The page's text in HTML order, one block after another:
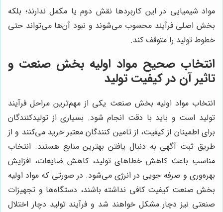
مواد شیمیایی در این کاربردها نقش دوم یا مکمل ندارند؛ بلکه
بخش اصلی فرآیند محسوب می‌شوند و نبود آن‌ها می‌تواند حتی
خطوط تولید را متوقف کند.
انتخاب صحیح مواد اولیه بخش صنعت و
تاثیر آن در کیفیت تولید
انتخاب مواد اولیه بخش صنعت یکی از مهم‌ترین مراحل فرآیند
تولید است و باید با دقت انجام شود. بسیاری از تولیدکنندگان
برای اطمینان از کیفیت، از تامین کنندگان معتبر خرید می‌کنند و از
طریق ثبت آگهی به دنبال یافتن بهترین منابع هستند. انتخاب
مناسب باعث کاهش خطاهای تولید، کاهش ضایعات، افزایش
بهره‌وری و صرفه جویی در انرژی می‌شود. در صورتی که مواد اولیه
بخش صنعت کیفیت کافی نداشته باشند، دستگاه‌ها و تجهیزات
صنعتی نیز دچار مشکل خواهند شد و فرآیند تولید دچار اختلال